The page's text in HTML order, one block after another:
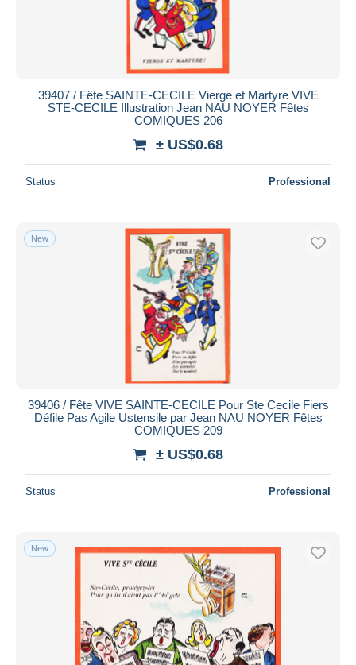
39407 / Fête SAINTE-CECILE Vierge et Martyre VIVE
STE-CECILE Illustration Jean NAU NOYER Fêtes
COMIQUES 206
± US$0.68
Status Professional
New
39406 / Fête VIVE SAINTE-CECILE Pour Ste Cecile Fiers
Défile Pas Agile Ustensile par Jean NAU NOYER Fêtes
COMIQUES 209
± US$0.68
Status Professional
New